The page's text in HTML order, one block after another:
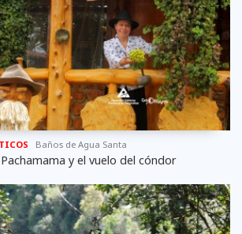
Baños de Agua Santa
y el vuelo del cóndor